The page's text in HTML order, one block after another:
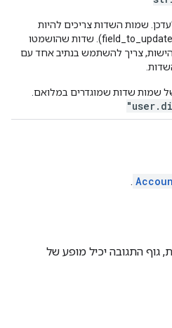
שמות השדות צריכים להיות
בפורמט snake case (לדוגמה, field_to_update). שדות שהושמטו
הישות, צריך להשתמש בנתיב אחד עם
שמות שדות שמוגדרים במלואם.
.
גוף התגובה יכיל מופע של